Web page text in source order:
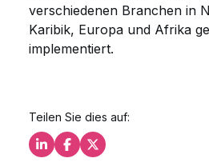
verschiedenen Branchen in
Karibik, Europa und Afrika
implementiert.
Teilen Sie dies auf:
Teilen Sie dies auf LinkedIn
Teilen Sie dies auf
Teilen Sie dies auf X